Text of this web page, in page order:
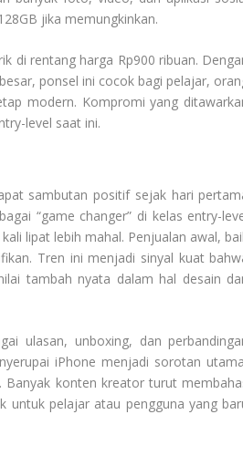
jika memungkinkan.
di rentang harga Rp900 ribuan.
ponsel ini cocok bagi pelajar,
modern. Kompromi yang
level saat ini.
sambutan positif sejak hari
“game changer” di kelas entry-
lipat lebih mahal. Penjualan awal,
Tren ini menjadi sinyal kuat
tambah nyata dalam hal desain
ulasan, unboxing, dan
iPhone menjadi sorotan
Banyak konten kreator turut
untuk pelajar atau pengguna yang